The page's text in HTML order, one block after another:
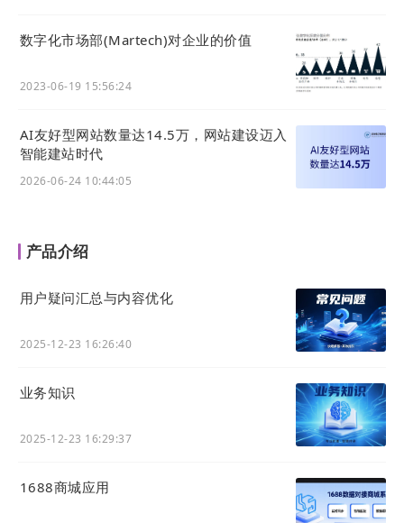
如何使用该五金加工/机械设备行业 网站皮
1、登陆网址https://ltd.com/，点右上角，已注册账号进行登陆，
没有账号进行注册。
面点击更换模版，选择五金加工/机械设备行业分类，找到相应
点击立即使用，即
数字化市场部(Martech)对企业的价值
2023-06-19 15:56:24
AI友好型网站数量达14.5万，网站建设迈入
智能建站时代
2026-06-24 10:44:05
产品介绍
用户疑问汇总与内容优化
2025-12-23 16:26:40
业务知识
2025-12-23 16:29:37
1688商城应用